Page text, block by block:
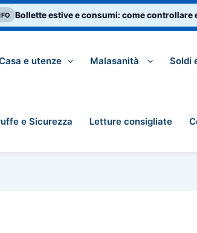
Bollette estive e consumi: come controllare e
e utenze Malasanità Soldi
e Sicurezza Letture consigliate